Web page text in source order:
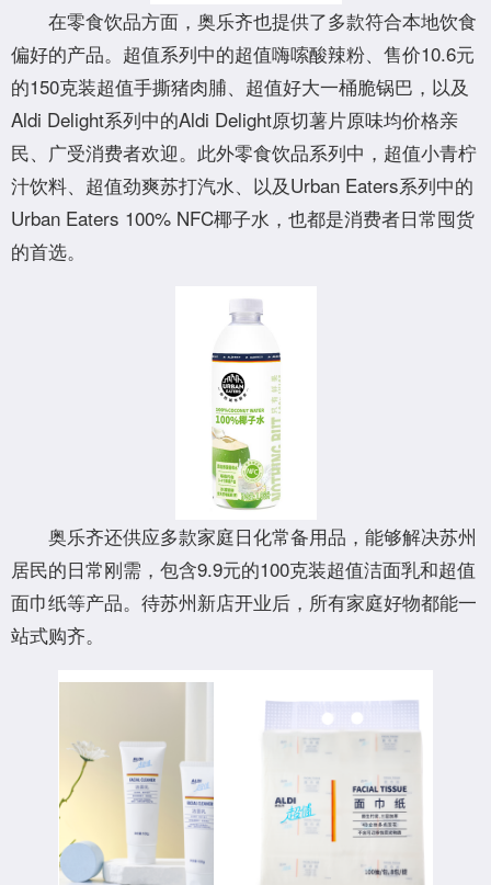
在零食饮品方面，奥乐齐也提供了多款符合本地饮食
偏好的产品。超值系列中的超值嗨嗦酸辣粉、售价10.6元
的150克装超值手撕猪肉脯、超值好大一桶脆锅巴，以及
Aldi Delight系列中的Aldi Delight原切薯片原味均价格亲
民、广受消费者欢迎。此外零食饮品系列中，超值小青柠
汁饮料、超值劲爽苏打汽水、以及Urban Eaters系列中的
Urban Eaters 100% NFC椰子水，也都是消费者日常囤货
的首选。
奥乐齐还供应多款家庭日化常备用品，能够解决苏州
居民的日常刚需，包含9.9元的100克装超值洁面乳和超值
面巾纸等产品。待苏州新店开业后，所有家庭好物都能一
站式购齐。